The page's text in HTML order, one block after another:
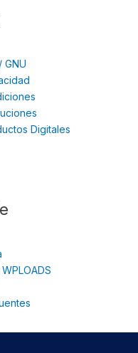
GNU
Digitales